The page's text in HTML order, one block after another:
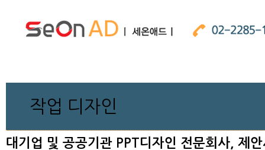
작업 디자인
대기업 및 공공기관 PPT디자인 전문회사, 제